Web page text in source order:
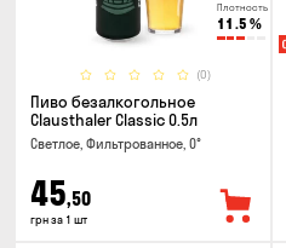
Плотность
11.5 %
(0)
Пиво безалкогольное
Clausthaler Classic 0.5л
Светлое, Фильтрованное, 0°
45,50
грн за 1 шт